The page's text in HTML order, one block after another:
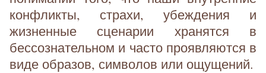
конфликты, страхи, убеждения и
жизненные сценарии хранятся в
бессознательном и часто проявляются в
виде образов, символов или ощущений.